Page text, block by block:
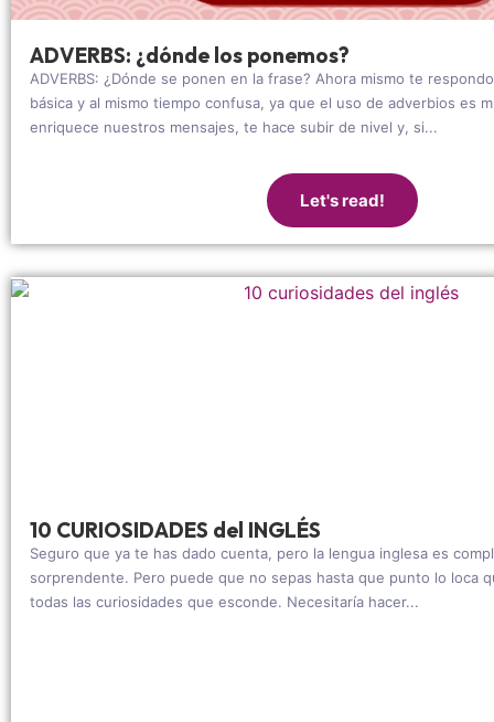
ADVERBS: ¿dónde los ponemos?
ADVERBS: ¿Dónde se ponen en la frase? Ahora mismo te
básica y al mismo tiempo confusa, ya que el uso de adverbios es
enriquece nuestros mensajes, te hace subir de nivel y, si...
Let's read!
10 CURIOSIDADES del INGLÉS
Seguro que ya te has dado cuenta, pero la lengua inglesa es
sorprendente. Pero puede que no sepas hasta que punto lo loca
todas las curiosidades que esconde. Necesitaría hacer...